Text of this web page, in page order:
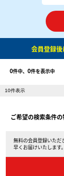
会員登録
0件中、 0件を表示中
ご希望の検索条件
無料の会員登録いただ
早くお届けいたします。